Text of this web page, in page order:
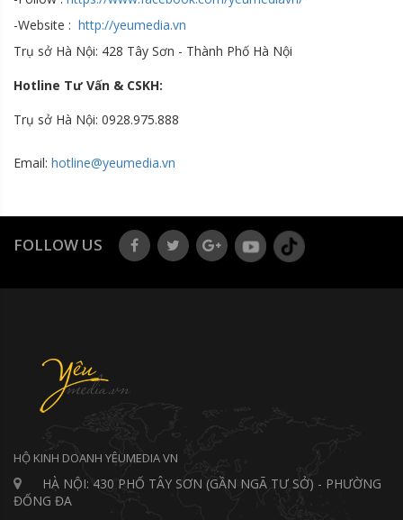
-Website : http://yeumedia.vn
Trụ sở Hà Nội: 428 Tây Sơn - Thành Phố Hà Nội
Hotline Tư Vấn & CSKH:
Trụ sở Hà Nội: 0928.975.888
Email: hotline@yeumedia.vn
FOLLOW US
HỘ KINH DOANH YÊUMEDIA VN
HÀ NỘI: 430 PHỐ TÂY SƠN (GẦN NGÃ TƯ SỞ) - PHƯỜNG
ĐỐNG ĐA